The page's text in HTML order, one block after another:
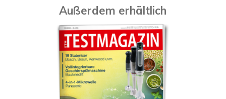
Außerdem erhältlich